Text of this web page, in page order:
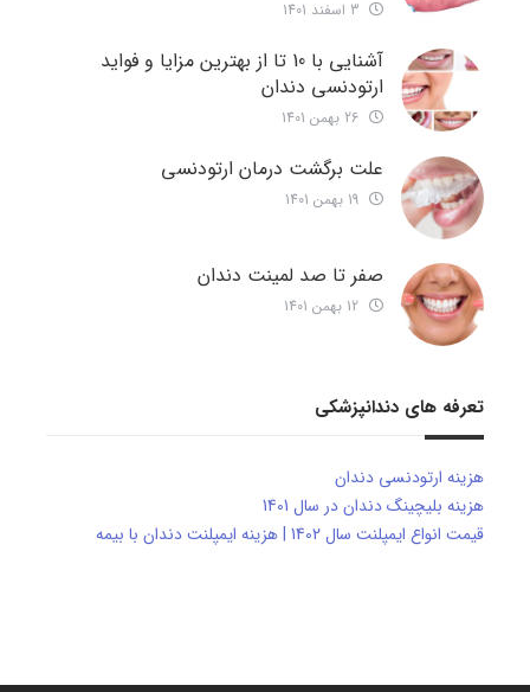
آشنایی با 10 تا از بهترین مزایا و فواید
ارتودنسی دندان
علت برگشت درمان ارتودنسی
صفر تا صد لمینت دندان
تعرفه های دندانپزشکی
هزینه ارتودنسی دندان
هزینه بلیچینگ دندان در سال 1401
قیمت انواع ایمپلنت سال 1402 | هزینه ایمپلنت دندان با بیمه